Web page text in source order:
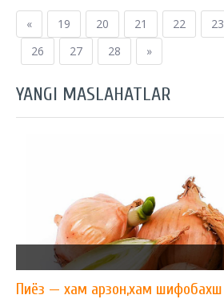
« 19 20 21 22 23
26
27 28 »
YANGI MASLAHATLAR
Пиёз — xам арзон,xам шифобахш